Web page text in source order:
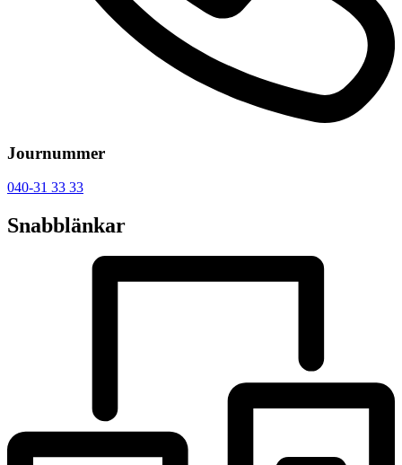
Journummer
040-31 33 33
Snabblänkar